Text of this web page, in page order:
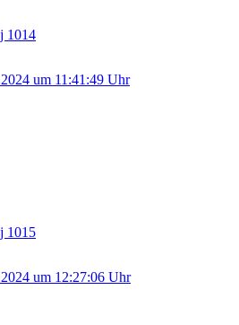
1014
um 11:41:49 Uhr
1015
um 12:27:06 Uhr